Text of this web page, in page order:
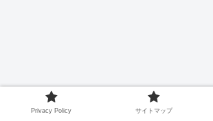
Privacy Policy サイトマップ